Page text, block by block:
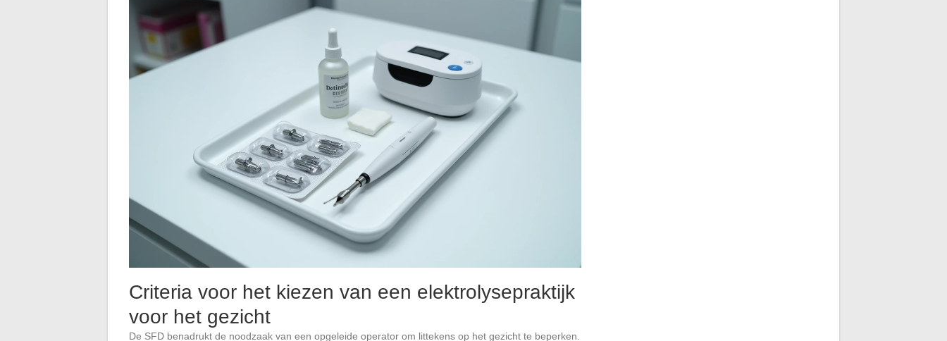
Criteria voor het kiezen van een elektrolysepraktijk
voor het gezicht
De SFD benadrukt de noodzaak van een opgeleide operator om littekens op het gezicht te beperken.